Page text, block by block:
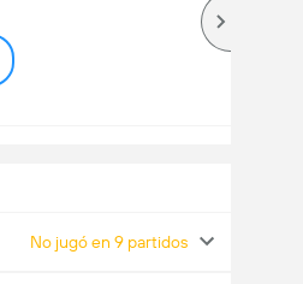
No jugó en 9 partidos